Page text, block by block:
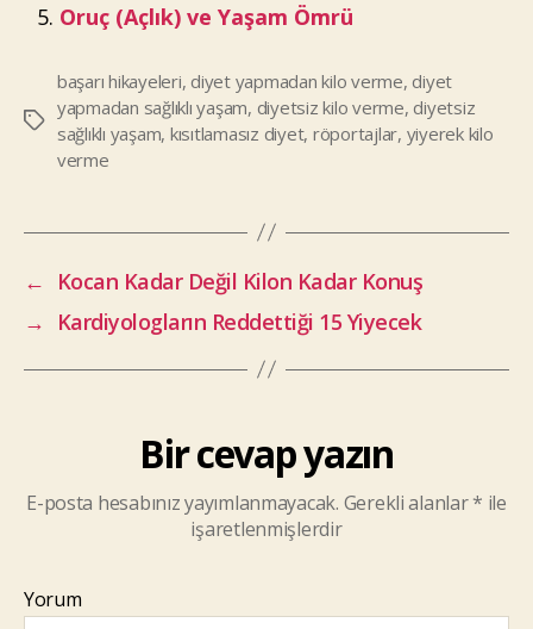
Oruç (Açlık) ve Yaşam Ömrü
Etiketler
başarı hikayeleri, diyet yapmadan kilo verme, diyet
yapmadan sağlıklı yaşam, diyetsiz kilo verme, diyetsiz
sağlıklı yaşam, kısıtlamasız diyet, röportajlar, yiyerek kilo
verme
←
Kocan Kadar Değil Kilon Kadar Konuş
→
Kardiyologların Reddettiği 15 Yiyecek
Bir cevap yazın
E-posta hesabınız yayımlanmayacak. Gerekli alanlar* ile
işaretlenmişlerdir
Yorum